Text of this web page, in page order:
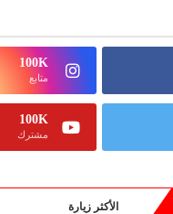
100K
متابع
100K
مشترك
الأكثر زيارة